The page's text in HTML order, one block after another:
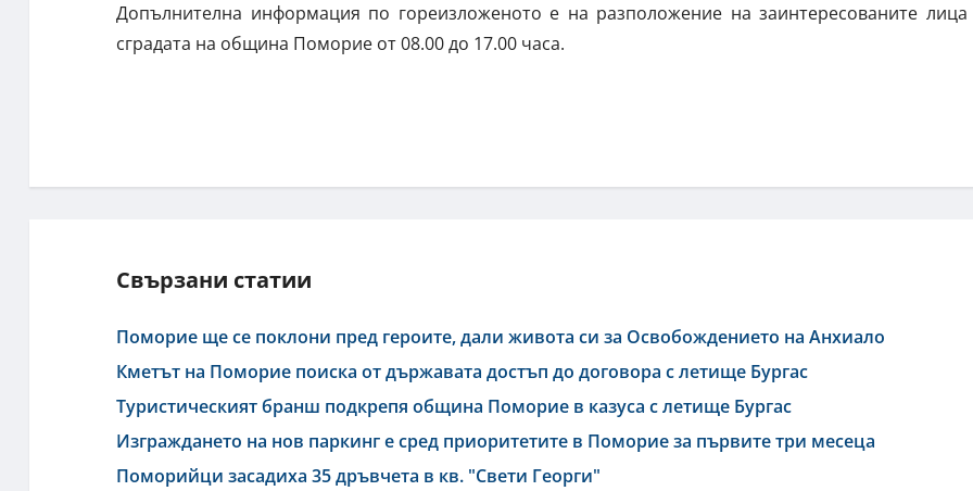
Допълнителна информация по гореизложеното е на разположение на заинтересованите лица
сградата на община Поморие от 08.00 до 17.00 часа.
Свързани статии
Поморие ще се поклони пред героите, дали живота си за Освобождението на Анхиало
Кметът на Поморие поиска от държавата достъп до договора с летище Бургас
Туристическият бранш подкрепя община Поморие в казуса с летище Бургас
Изграждането на нов паркинг е сред приоритетите в Поморие за първите три месеца
Поморийци засадиха 35 дръвчета в кв. "Свети Георги"